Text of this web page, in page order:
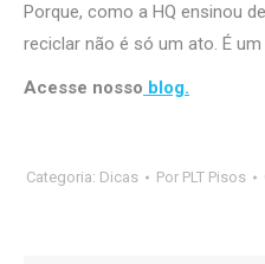
Porque, como a HQ ensinou
reciclar não é só um ato. É um
Acesse nosso blog.
Categoria: Dicas Por PLT Pisos